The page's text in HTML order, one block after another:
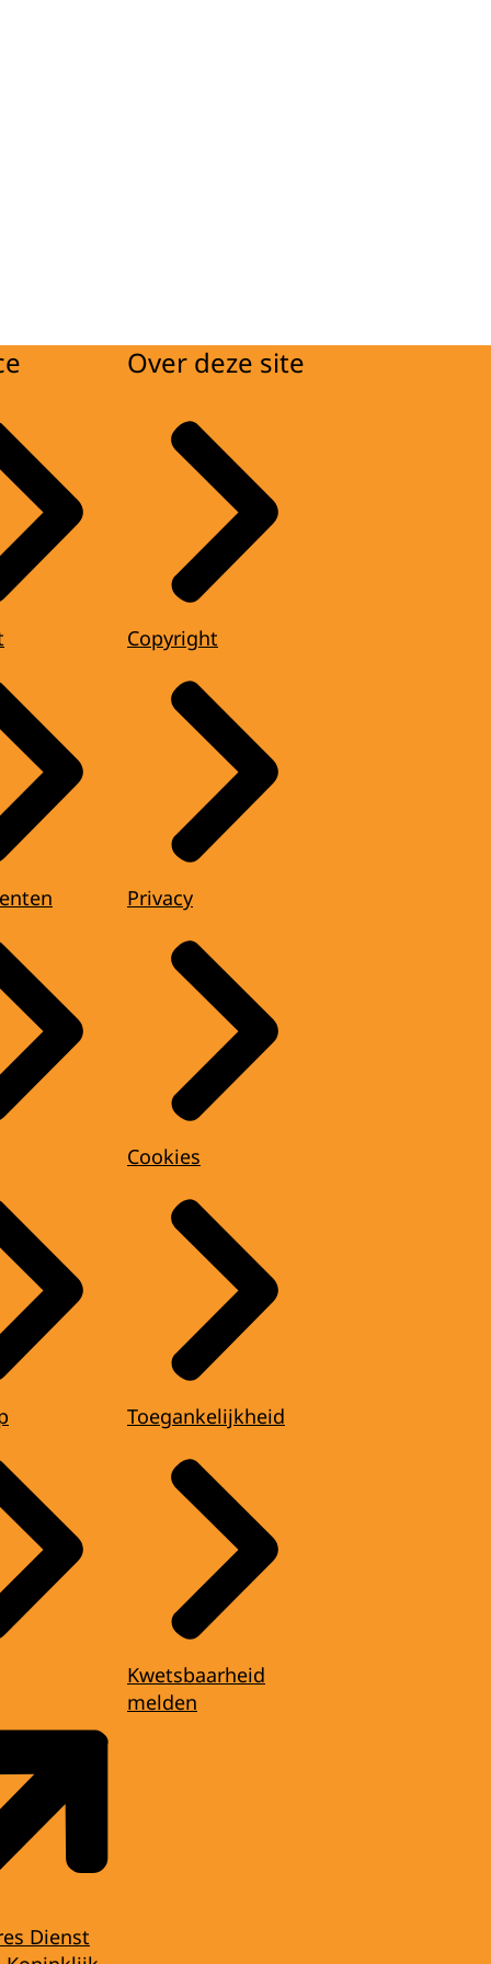
Dienst
Over deze site
Copyright
Privacy
Cookies
Toegankelijkheid
Kwetsbaarheid
melden